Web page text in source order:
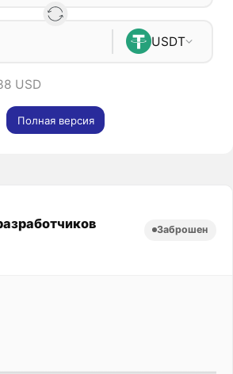
USDT
USD
Полная версия
Заброшен